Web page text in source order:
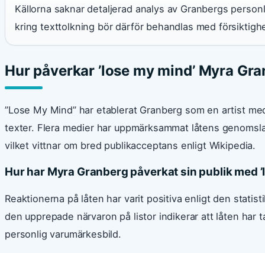
Källorna saknar detaljerad analys av Granbergs
kring texttolkning bör därför behandlas med
Hur påverkar ’lose my mind’ Myra
”Lose My Mind” har etablerat Granberg som en artist
texter. Flera medier har uppmärksammat låtens
vilket vittnar om bred publikacceptans enligt Wikipedia.
Hur har Myra Granberg påverkat sin publik med
Reaktionerna på låten har varit positiva enligt den
den upprepade närvaron på listor indikerar att låten har
personlig varumärkesbild.